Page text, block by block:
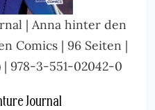
| Anna hinter den
Comics | 96 Seiten |
| 978-3-551-02042-0
Journal